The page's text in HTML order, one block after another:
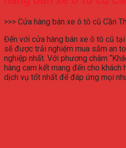
>>> Cửa hàng bán xe ô tô cũ Cần
Đến với cửa hàng bán xe ô tô cũ tại
sẽ được trải nghiệm mua sắm an
nghiệp nhất. Với phương châm
hàng cam kết mang đến cho khách
dịch vụ tốt nhất để đáp ứng mọi